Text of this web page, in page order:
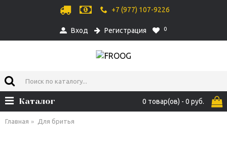
+7 (977) 107-9226
Вход Регистрация 0
0 товар(ов) - 0 руб.
Каталог
Главная Для бритья